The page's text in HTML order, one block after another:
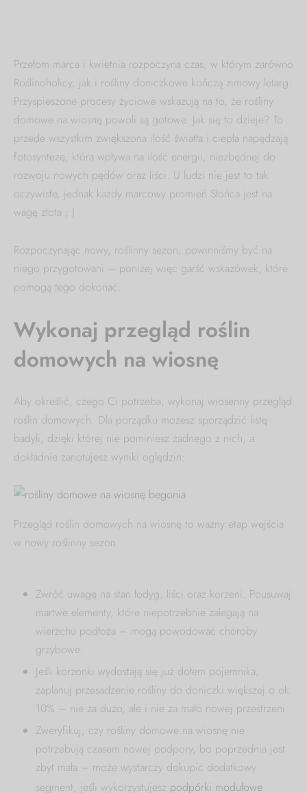
Przełom marca i kwietnia rozpoczyna czas, w którym zarówno
Roślinoholicy, jak i rośliny doniczkowe kończą zimowy letarg.
Przyspieszone procesy życiowe wskazują na to, że rośliny
domowe na wiosnę powoli są gotowe. Jak się to dzieje? To
przede wszystkim zwiększona ilość światła i ciepła napędzają
fotosyntezę, która wpływa na ilość energii, niezbędnej do
rozwoju nowych pędów oraz liści. U ludzi nie jest to tak
oczywiste, jednak każdy marcowy promień Słońca jest na
wagę złota ; )
Rozpoczynając nowy, roślinny sezon, powinniśmy być na
niego przygotowani – poniżej więc garść wskazówek, które
pomogą tego dokonać.
Wykonaj przegląd roślin
domowych na wiosnę
Aby określić, czego Ci potrzeba, wykonaj wiosenny przegląd
roślin domowych. Dla porządku możesz sporządzić listę
badyli, dzięki której nie pominiesz żadnego z nich, a
dokładnie zanotujesz wyniki oględzin:
Przegląd roślin domowych na wiosnę to ważny etap wejścia
w nowy roślinny sezon
Zwróć uwagę na stan łodyg, liści oraz korzeni. Pousuwaj
martwe elementy, które niepotrzebnie zalegają na
wierzchu podłoża – mogą powodować choroby
grzybowe.
Jeśli korzonki wydostają się już dołem pojemnika,
zaplanuj przesadzenie rośliny do doniczki większej o ok.
10% – nie za dużo, ale i nie za mało nowej przestrzeni
Zweryfikuj, czy rośliny domowe na wiosnę nie
potrzebują czasem nowej podpory, bo poprzednia jest
zbyt mała – może wystarczy dokupić dodatkowy
segment, jeśli wykorzystujesz podpórki modułowe